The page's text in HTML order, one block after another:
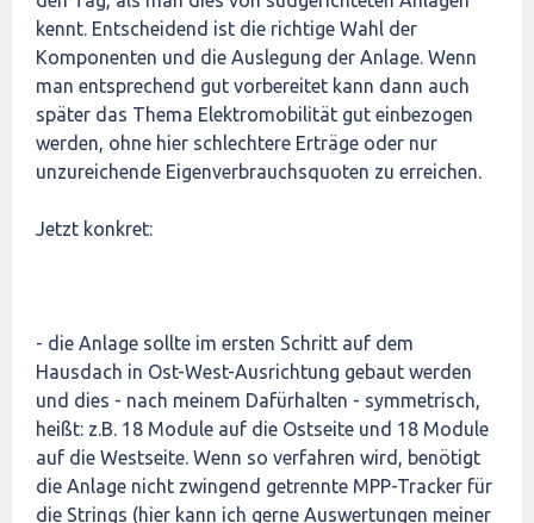
kennt. Entscheidend ist die richtige Wahl der
Komponenten und die Auslegung der Anlage. Wenn
man entsprechend gut vorbereitet kann dann auch
später das Thema Elektromobilität gut einbezogen
werden, ohne hier schlechtere Erträge oder nur
unzureichende Eigenverbrauchsquoten zu erreichen.
Jetzt konkret:
- die Anlage sollte im ersten Schritt auf dem
Hausdach in Ost-West-Ausrichtung gebaut werden
und dies - nach meinem Dafürhalten - symmetrisch,
heißt: z.B. 18 Module auf die Ostseite und 18 Module
auf die Westseite. Wenn so verfahren wird, benötigt
die Anlage nicht zwingend getrennte MPP-Tracker für
die Strings (hier kann ich gerne Auswertungen meiner